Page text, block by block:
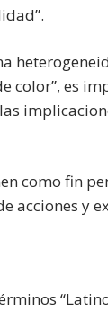
color”, es
como fin
acciones y